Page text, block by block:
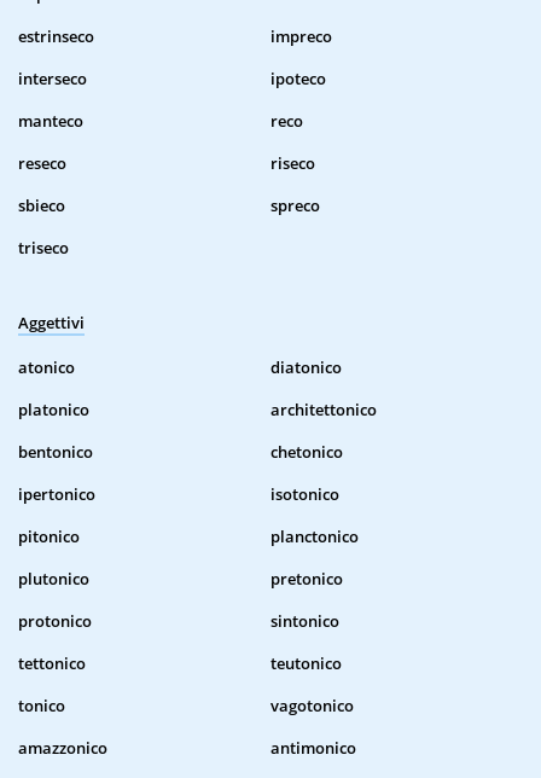
estrinseco
impreco
interseco
ipoteco
manteco
reco
reseco
riseco
sbieco
spreco
triseco
Aggettivi
atonico
diatonico
platonico
architettonico
bentonico
chetonico
ipertonico
isotonico
pitonico
planctonico
plutonico
pretonico
protonico
sintonico
tettonico
teutonico
tonico
vagotonico
amazzonico
antimonico